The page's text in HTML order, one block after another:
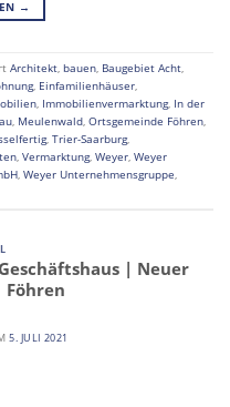
→
Architekt, bauen, Baugebiet Acht,
, Einfamilienhäuser,
, Immobilienvermarktung, In der
, Meulenwald, Ortsgemeinde Föhren,
, Trier-Saarburg,
, Vermarktung, Weyer, Weyer
, Weyer Unternehmensgruppe,
| Neuer
5. JULI 2021